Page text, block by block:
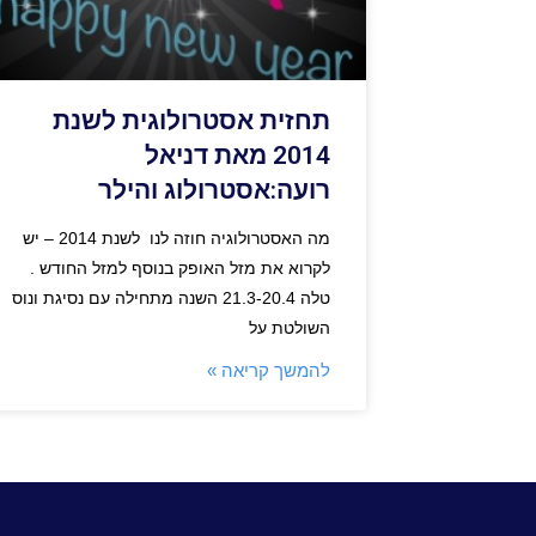
תחזית אסטרולוגית לשנת
2014 מאת דניאל
רועה:אסטרולוג והילר
מה האסטרולוגיה חוזה לנו לשנת 2014 – יש
לקרוא את מזל האופק בנוסף למזל החודש .
טלה 21.3-20.4 השנה מתחילה עם נסיגת ונוס
השולטת על
להמשך קריאה »